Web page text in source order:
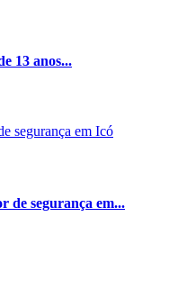
13 anos...
de segurança em...